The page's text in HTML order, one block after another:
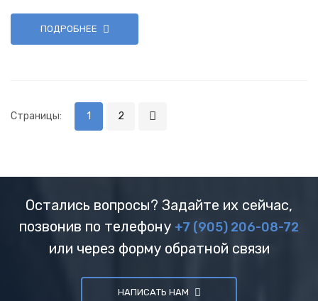
ПОДРОБНЕЕ
Страницы: 1 2
Остались вопросы? Задайте их сейчас,
позвонив по телефону +7 (905) 206-08-72
или через форму обратной связи
НАПИСАТЬ НАМ